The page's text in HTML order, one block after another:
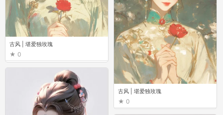
古风 | 堪爱独玫瑰
0
古风 | 堪爱独玫瑰
0